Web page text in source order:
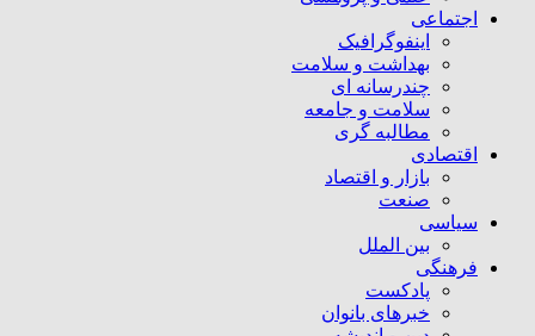
اجتماعی
اینفوگرافیک
بهداشت و سلامت
چندرسانه ای
سلامت و جامعه
مطالبه گری
اقتصادی
بازار و اقتصاد
صنعت
سیاسی
بین الملل
فرهنگی
پادکست
خبرهای بانوان